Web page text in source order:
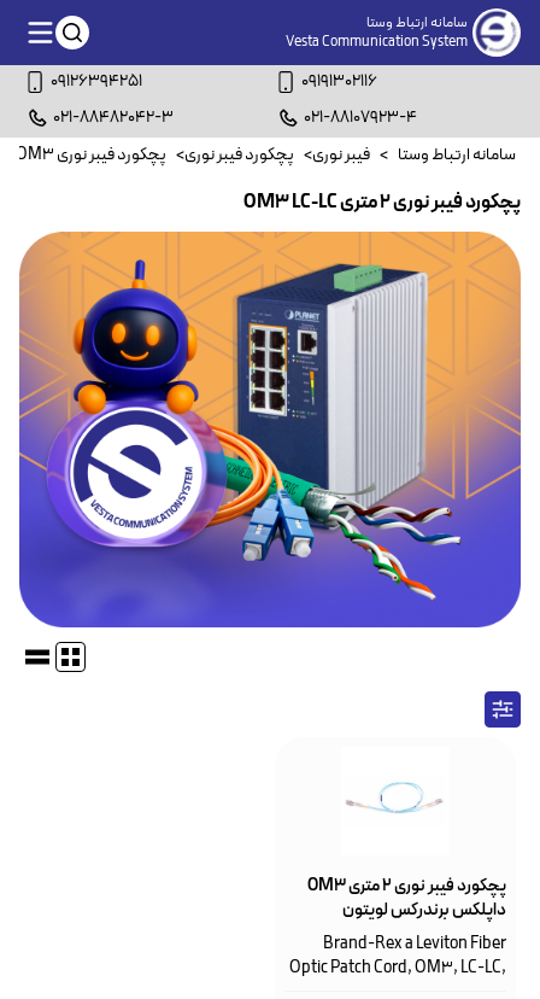
سامانه ارتباط وستا
Vesta Communication System
09126394251
09191302116
021-88482042-3
021-88107923-4
سامانه ارتباط وستا > فیبر نوری> پچکورد فیبر نوری> پچکورد فیبر نوری OM3
پچکورد فیبر نوری ۲ متری OM3 LC-LC
پچکورد فیبر نوری ۲ متری OM3
داپلکس برندرکس لویتون
HOPLCOM3020LC253
Brand-Rex a Leviton Fiber
Optic Patch Cord, OM3, LC-LC,